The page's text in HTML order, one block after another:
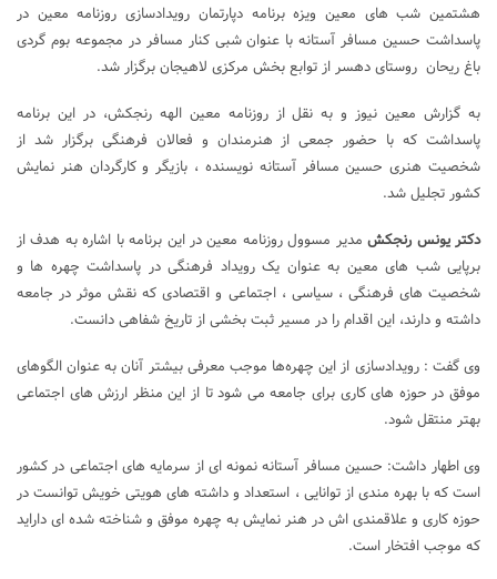
هشتمین شب های معین ویزه برنامه دپارتمان رویدادسازی روزنامه معین در
پاسداشت حسین مسافر آستانه با عنوان شبی کنار مسافر در مجموعه بوم گردی
باغ ریحان روستای دهسر از توابع بخش مرکزی لاهیجان برگزار شد.
به گزارش معین نیوز و به نقل از روزنامه معین الهه رنجکش، در این برنامه
پاسداشت که با حضور جمعی از هنرمندان و فعالان فرهنگی برگزار شد از
شخصیت هنری حسین مسافر آستانه نویسنده ، بازیگر و کارگردان هنر نمایش
کشور تجلیل شد.
دکتر یونس رنجکشمدیر مسوول روزنامه معین در این برنامه با اشاره به هدف از
برپایی شب های معین به عنوان یک رویداد فرهنگی در پاسداشت چهره ها و
شخصیت های فرهنگی ، سیاسی ، اجتماعی و اقتصادی که نقش موثر در جامعه
داشته و دارند، این اقدام را در مسیر ثبت بخشی از تاریخ شفاهی دانست.
وی گفت : رویدادسازی از این چهره‌ها موجب معرفی بیشتر آنان به عنوان الگوهای
موفق در حوزه های کاری برای جامعه می شود تا از این منظر ارزش های اجتماعی
بهتر منتقل شود.
وی اطهار داشت: حسین مسافر آستانه نمونه ای از سرمایه های اجتماعی در کشور
است که با بهره مندی از توانایی ، استعداد و داشته های هویتی خویش توانست در
حوزه کاری و علاقمندی اش در هنر نمایش به چهره موفق و شناخته شده ای داراید
که موجب افتخار است.